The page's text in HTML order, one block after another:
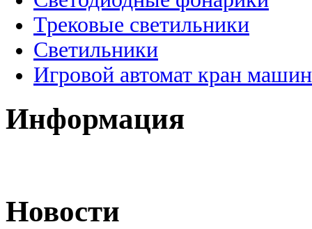
Трековые светильники
Светильники
Игровой автомат кран
Информация
Новости